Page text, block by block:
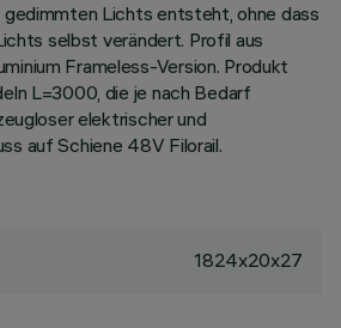
Lichts entsteht, ohne dass
selbst verändert. Profil aus
Frameless-Version. Produkt
L=3000, die je nach Bedarf
elektrischer und
auf Schiene 48V Filorail.
1824x20x27